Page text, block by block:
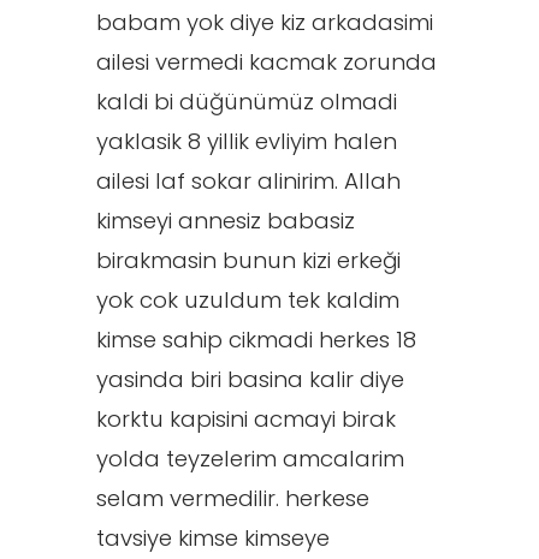
babam yok diye kiz arkadasimi
ailesi vermedi kacmak zorunda
kaldi bi düğünümüz olmadi
yaklasik 8 yillik evliyim halen
ailesi laf sokar alinirim. Allah
kimseyi annesiz babasiz
birakmasin bunun kizi erkeği
yok cok uzuldum tek kaldim
kimse sahip cikmadi herkes 18
yasinda biri basina kalir diye
korktu kapisini acmayi birak
yolda teyzelerim amcalarim
selam vermedilir. herkese
tavsiye kimse kimseye